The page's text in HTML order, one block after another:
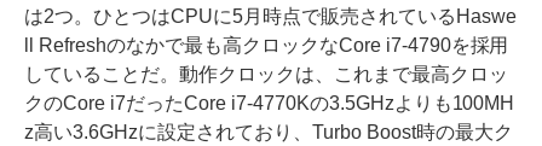
は2つ。ひとつはCPUに5月時点で販売されているHaswe
ll Refreshのなかで最も高クロックなCore i7-4790を採用
していることだ。動作クロックは、これまで最高クロッ
クのCore i7だったCore i7-4770Kの3.5GHzよりも100MH
z高い3.6GHzに設定されており、Turbo Boost時の最大ク